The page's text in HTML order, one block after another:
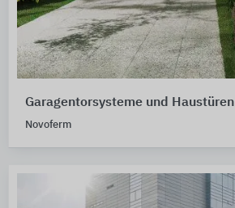
Garagentorsysteme und Haustüren
Novoferm